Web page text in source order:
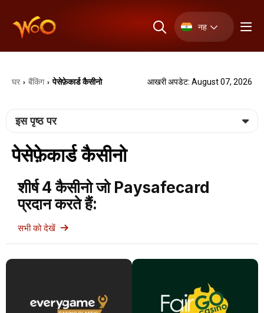
नह
घर › बैंकिंग › पेसेफ़ेकार्ड कैसीनो आखरी अपडेट: August 07, 2026
इस पृष्ठ पर
पेसेफ़ेकार्ड कैसीनो
शीर्ष 4 कैसीनो जो Paysafecard
प्रदान करते हैं:
सभी को देखें